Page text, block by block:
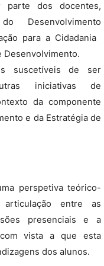
parte dos docentes,
Desenvolvimento
para a Cidadania 
Desenvolvimento.
suscetíveis de ser
iniciativas de
da componente
e da Estratégia de
perspetiva teórico-
entre as
presenciais e a
vista a que esta
dos alunos.